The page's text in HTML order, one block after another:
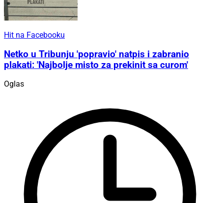
Hit na Facebooku
Netko u Tribunju 'popravio' natpis i zabranio
plakati: 'Najbolje misto za prekinit sa curom'
Oglas